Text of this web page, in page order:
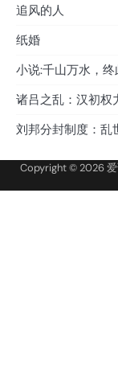
追风的人
纸婚
小说:千山万水，
诸吕之乱：汉初权
刘邦分封制度：乱
Copyright © 2026